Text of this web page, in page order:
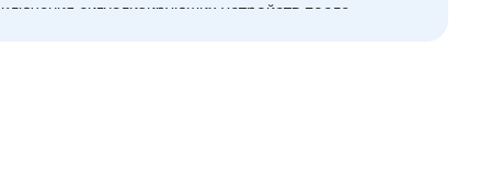
сигнализирующих устройств после